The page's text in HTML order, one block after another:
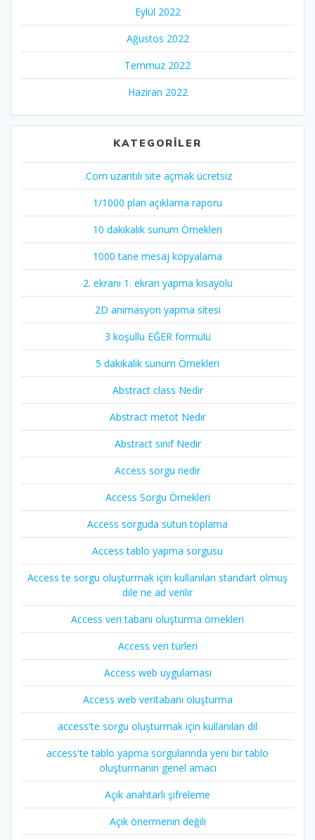
Eylül 2022
Ağustos 2022
Temmuz 2022
Haziran 2022
KATEGORILER
.Com uzantılı site açmak ücretsiz
1/1000 plan açıklama raporu
10 dakikalık sunum Örnekleri
1000 tane mesaj kopyalama
2. ekranı 1. ekran yapma kısayolu
2D animasyon yapma sitesi
3 koşullu EĞER formülü
5 dakikalık sunum Örnekleri
Abstract class Nedir
Abstract metot Nedir
Abstract sınıf Nedir
Access sorgu nedir
Access Sorgu Örnekleri
Access sorguda sütun toplama
Access tablo yapma sorgusu
Access te sorgu oluşturmak için kullanılan standart olmuş
dile ne ad verilir
Access veri tabanı oluşturma örnekleri
Access veri türleri
Access web uygulaması
Access web veritabanı oluşturma
access'te sorgu oluşturmak için kullanılan dil
access'te tablo yapma sorgularında yeni bir tablo
oluşturmanın genel amacı
Açık anahtarlı şifreleme
Açık önermenin değili